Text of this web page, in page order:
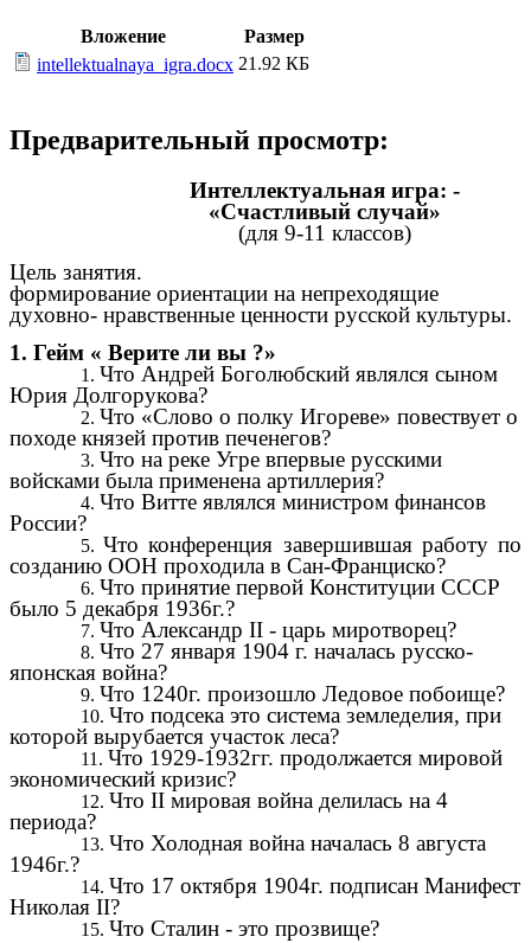
Вложение
Размер
intellektualnaya_igra.docx 21.92 КБ
Предварительный просмотр:
Интеллектуальная игра: -
«Счастливый случай»
(для 9-11 классов)
Цель занятия.
формирование ориентации на непреходящие
духовно- нравственные ценности русской культуры.
1. Гейм « Верите ли вы ?»
Что Андрей Боголюбский являлся сыном
Юрия Долгорукова?
Что «Слово о полку Игореве» повествует о
походе князей против печенегов?
Что на реке Угре впервые русскими
войсками была применена артиллерия?
Что Витте являлся министром финансов
России?
Что конференция завершившая работу по
созданию ООН проходила в Сан-Франциско?
Что принятие первой Конституции СССР
было 5 декабря 1936г.?
Что Александр II - царь миротворец?
Что 27 января 1904 г. началась русско-
японская война?
Что 1240г. произошло Ледовое побоище?
Что подсека это система земледелия, при
которой вырубается участок леса?
Что 1929-1932гг. продолжается мировой
экономический кризис?
Что II мировая война делилась на 4
периода?
Что Холодная война началась 8 августа
1946г.?
Что 17 октября 1904г. подписан Манифест
Николая II?
Что Сталин - это прозвище?